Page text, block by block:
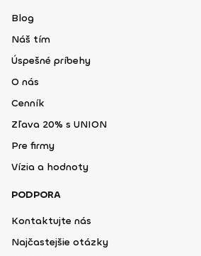
Blog
Náš tím
Úspešné príbehy
O nás
Cenník
Zľava 20% s UNION
Pre firmy
Vízia a hodnoty
PODPORA
Kontaktujte nás
Najčastejšie otázky